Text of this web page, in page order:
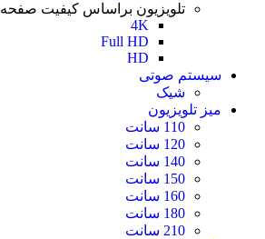
تلویزیون براساس کیفیت صفحه
4K
Full HD
HD
سیستم صوتی
شیک
میز تلویزیون
110 سانت
120 سانت
140 سانت
150 سانت
160 سانت
180 سانت
210 سانت